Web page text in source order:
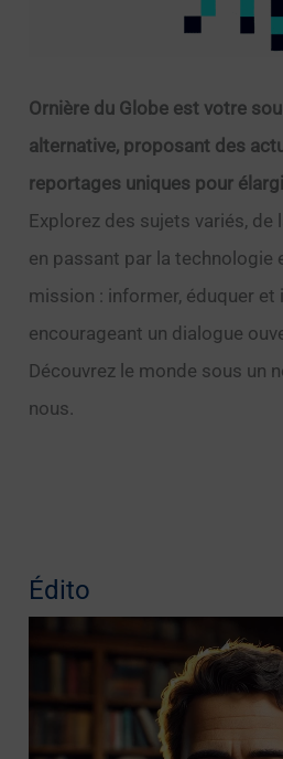
Ornière du Globe est votre
alternative, proposant des
reportages uniques pour
Explorez des sujets variés, de
en passant par la technologie
mission : informer, éduquer et
encourageant un dialogue
Découvrez le monde sous un
nous.
Édito